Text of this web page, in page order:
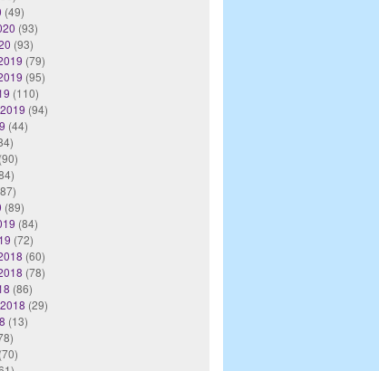
(49)
(93)
(93)
(79)
(95)
(110)
(94)
(44)
(90)
(89)
(84)
(72)
(60)
(78)
(86)
(29)
(13)
(70)